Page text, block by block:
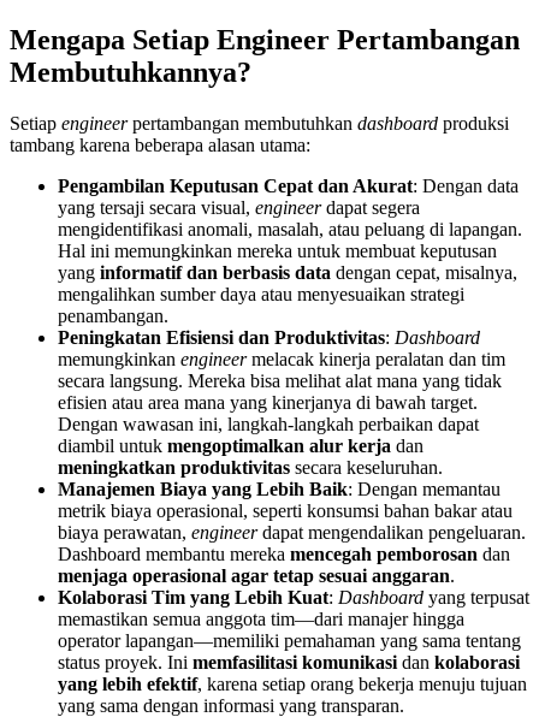
Mengapa Setiap Engineer Pertambangan
Membutuhkannya?
Setiap engineerpertambangan membutuhkan dashboard produksi
tambang karena beberapa alasan utama:
Pengambilan Keputusan Cepat dan Akurat: Dengan data
yang tersaji secara visual, engineerdapat segera
mengidentifikasi anomali, masalah, atau peluang di lapangan.
Hal ini memungkinkan mereka untuk membuat keputusan
yang informatif dan berbasis data dengan cepat, misalnya,
mengalihkan sumber daya atau menyesuaikan strategi
penambangan.
Peningkatan Efisiensi dan Produktivitas: Dashboard
memungkinkan engineermelacak kinerja peralatan dan tim
secara langsung. Mereka bisa melihat alat mana yang tidak
efisien atau area mana yang kinerjanya di bawah target.
Dengan wawasan ini, langkah-langkah perbaikan dapat
diambil untuk mengoptimalkan alur kerja dan
meningkatkan produktivitas secara keseluruhan.
Manajemen Biaya yang Lebih Baik: Dengan memantau
metrik biaya operasional, seperti konsumsi bahan bakar atau
biaya perawatan, engineerdapat mengendalikan pengeluaran.
Dashboard membantu mereka mencegah pemborosan dan
menjaga operasional agar tetap sesuai anggaran.
Kolaborasi Tim yang Lebih Kuat: Dashboard yang terpusat
memastikan semua anggota tim—dari manajer hingga
operator lapangan—memiliki pemahaman yang sama tentang
status proyek. Ini memfasilitasi komunikasi dan kolaborasi
yang lebih efektif, karena setiap orang bekerja menuju tujuan
yang sama dengan informasi yang transparan.